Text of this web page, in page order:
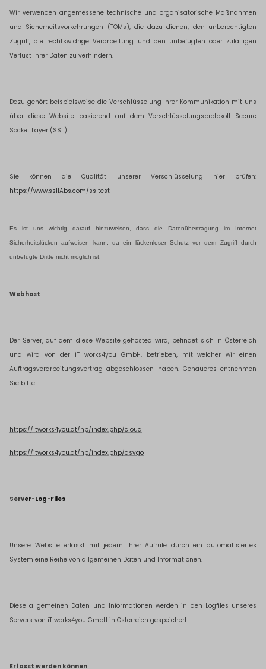
Wir verwenden angemessene technische und organisatorische Maßnahmen
und Sicherheitsvorkehrungen (TOMs), die dazu dienen, den unberechtigten
Zugriff, die rechtswidrige Verarbeitung und den unbefugten oder zufälligen
Verlust Ihrer Daten zu verhindern.
Dazu gehört beispielsweise die Verschlüsselung Ihrer Kommunikation mit uns
über diese Website basierend auf dem Verschlüsselungsprotokoll Secure
Socket Layer (SSL).
Sie können die Qualität unserer Verschlüsselung hier prüfen:
https://www.ssllAbs.com/ssltest
Es ist uns wichtig darauf hinzuweisen, dass die Datenübertragung im Internet
Sicherheitslücken aufweisen kann, da ein lückenloser Schutz vor dem Zugriff durch
unbefugte Dritte nicht möglich ist.
Webhost
Der Server, auf dem diese Website gehosted wird, befindet sich in Österreich
und wird von der iT works4you GmbH, betrieben, mit welcher wir einen
Auftragsverarbeitungsvertrag abgeschlossen haben. Genaueres entnehmen
Sie bitte:
https://itworks4you.at/hp/index.php/cloud
https://itworks4you.at/hp/index.php/dsvgo
Server-Log-Files
Unsere Website erfasst mit jedem Ihrer Aufrufe durch ein automatisiertes
System eine Reihe von allgemeinen Daten und Informationen.
Diese allgemeinen Daten und Informationen werden in den Logfiles unseres
Servers von iT works4you GmbH in Österreich gespeichert.
Erfasst werden können